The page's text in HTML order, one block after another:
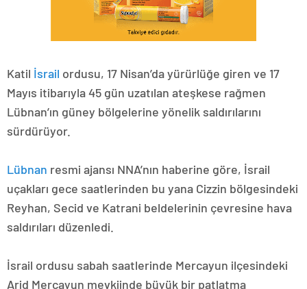
Katil İsrail ordusu, 17 Nisan’da yürürlüğe giren ve 17
Mayıs itibarıyla 45 gün uzatılan ateşkese rağmen
Lübnan’ın güney bölgelerine yönelik saldırılarını
sürdürüyor.
Lübnan resmi ajansı NNA’nın haberine göre, İsrail
uçakları gece saatlerinden bu yana Cizzin bölgesindeki
Reyhan, Secid ve Katrani beldelerinin çevresine hava
saldırıları düzenledi.
İsrail ordusu sabah saatlerinde Mercayun ilçesindeki
Arid Mercayun mevkiinde büyük bir patlatma